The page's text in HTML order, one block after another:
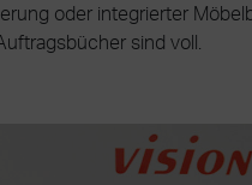
oder integrierter
sind voll.